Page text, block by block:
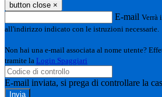
button close ×
E-mail Verrà
all'indirizzo indicato con le istruzioni necessarie.
Non hai una e-mail associata al nome utente?
tramite la Login Spaggiari
E-mail inviata, si prega di controllare la